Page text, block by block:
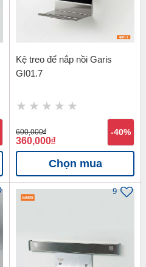
Kệ treo để nắp nồi Garis
GI01.7
600,000đ
360,000đ
-40%
Chọn mua
9